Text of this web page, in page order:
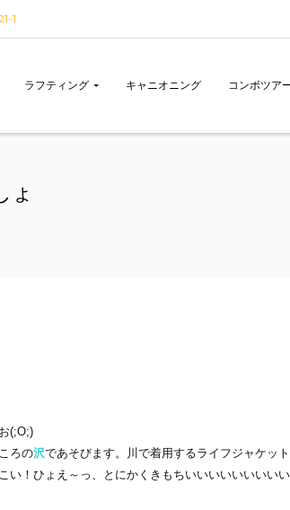
1
ラフティング キャニオニング コンボツア
ょ
(;O;)
ろの沢であそびます。川で着用するライフジャケッ
い！ひょえ～っ、とにかくきもちいいいいいいいい